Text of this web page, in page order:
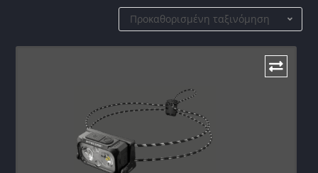
Προκαθορισμένη ταξινόμηση